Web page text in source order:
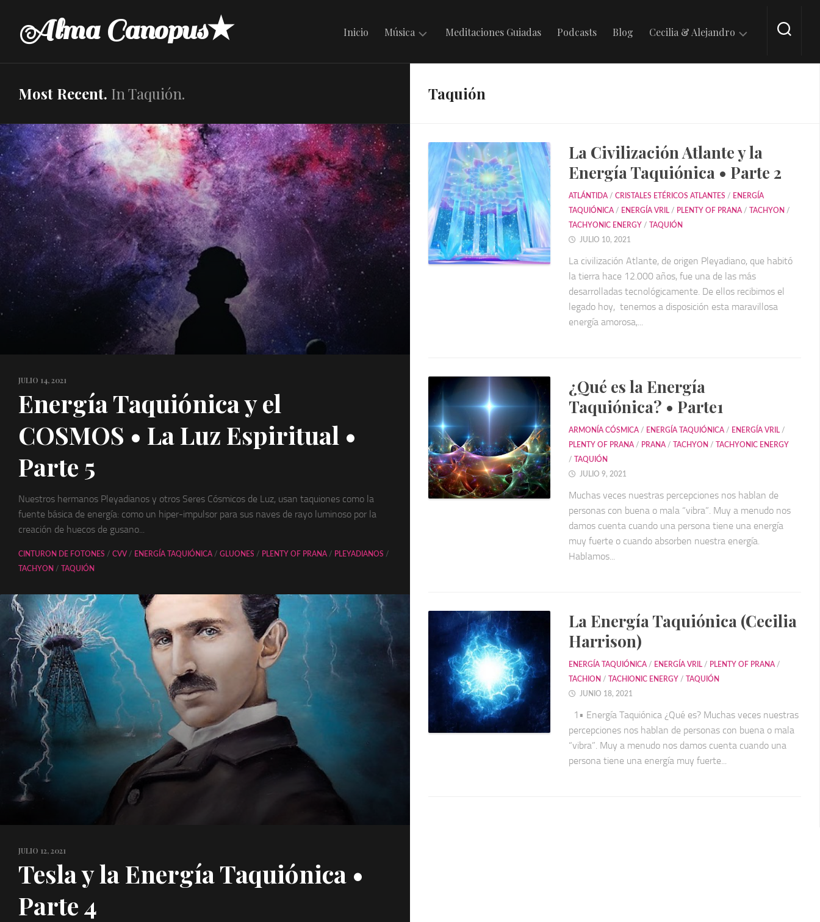
contentAlma Canopus★ Inicio Música
Música
Celta
Música
Folklórica
Argentina
Música
Internacional
Musicando
con
los
Peque
Meditaciones Guiadas Podcasts Blog Cecilia & Alejandro
Most Recent. In Taquión.
JULIO 14, 2021
Energía Taquiónica y el
COSMOS • La Luz Espiritual •
Parte 5
Nuestros hermanos Pleyadianos y otros Seres Cósmicos de Luz, usan taquiones como la
fuente básica de energía: como un hiper-impulsor para sus naves de rayo luminoso por la
creación de huecos de gusano...
CINTURON DE FOTONES / CVV / ENERGÍA TAQUIÓNICA / GLUONES / PLENTY OF PRANA / PLEYADIANOS /
TACHYON / TAQUIÓN
JULIO 12, 2021
Tesla y la Energía Taquiónica •
Parte 4
Taquión
La Civilización Atlante y la
Energía Taquiónica • Parte 2
ATLÁNTIDA / CRISTALES ETÉRICOS ATLANTES / ENERGÍA
TAQUIÓNICA / ENERGÍA VRIL / PLENTY OF PRANA / TACHYON /
TACHYONIC ENERGY / TAQUIÓN
JULIO 10, 2021
La civilización Atlante, de origen Pleyadiano, que habitó
la tierra hace 12.000 años, fue una de las más
desarrolladas tecnológicamente. De ellos recibimos el
legado hoy, tenemos a disposición esta maravillosa
energía amorosa,...
¿Qué es la Energía
Taquiónica? • Parte1
ARMONÍA CÓSMICA / ENERGÍA TAQUIÓNICA / ENERGÍA VRIL /
PLENTY OF PRANA / PRANA / TACHYON / TACHYONIC ENERGY
/ TAQUIÓN
JULIO 9, 2021
Muchas veces nuestras percepciones nos hablan de
personas con buena o mala “vibra”. Muy a menudo nos
damos cuenta cuando una persona tiene una energía
muy fuerte o cuando absorben nuestra energía.
Hablamos...
La Energía Taquiónica (Cecilia
Harrison)
ENERGÍA TAQUIÓNICA / ENERGÍA VRIL / PLENTY OF PRANA /
TACHION / TACHIONIC ENERGY / TAQUIÓN
JUNIO 18, 2021
1• Energía Taquiónica ¿Qué es? Muchas veces nuestras
percepciones nos hablan de personas con buena o mala
“vibra”. Muy a menudo nos damos cuenta cuando una
persona tiene una energía muy fuerte...